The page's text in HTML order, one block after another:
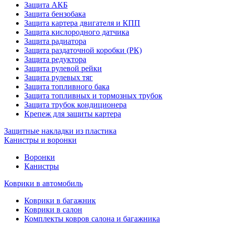
Защита АКБ
Защита бензобака
Защита картера двигателя и КПП
Защита кислородного датчика
Защита радиатора
Защита раздаточной коробки (РК)
Защита редуктора
Защита рулевой рейки
Защита рулевых тяг
Защита топливного бака
Защита топливных и тормозных трубок
Защита трубок кондиционера
Крепеж для защиты картера
Защитные накладки из пластика
Канистры и воронки
Воронки
Канистры
Коврики в автомобиль
Коврики в багажник
Коврики в салон
Комплекты ковров салона и багажника